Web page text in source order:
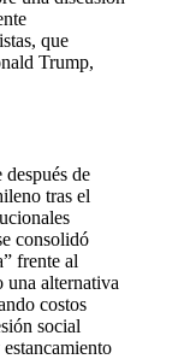
que
Trump,
de
tras el
consolidó
frente al
una alternativa
costos
social